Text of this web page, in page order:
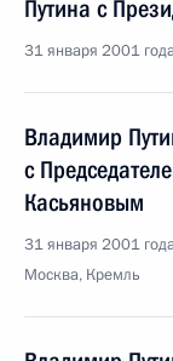
Путина с
31 января 2001
Владимир
с
Касьяновым
31 января 2001
Москва, Кремль